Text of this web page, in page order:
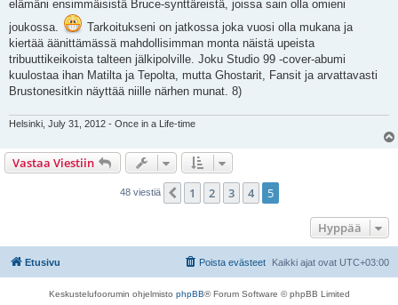
t
elämäni ensimmäisistä Bruce-synttäreistä, joissa sain olla omieni
joukossa.
Tarkoitukseni on jatkossa joka vuosi olla mukana ja
kiertää äänittämässä mahdollisimman monta näistä upeista
tribuuttikeikoista talteen jälkipolville. Joku Studio 99 -cover-abumi
kuulostaa ihan Matilta ja Tepolta, mutta Ghostarit, Fansit ja arvattavasti
Brustonesitkin näyttää niille närhen munat. 8)
Helsinki, July 31, 2012 - Once in a Life-time
Vastaa Viestiin
48 viestiä Edellinen
1 2 3 4 5
Hyppää
Etusivu Kaikki ajat ovat UTC+03:00
Poista evästeet
Keskustelufoorumin ohjelmisto phpBB® Forum Software © phpBB Limited